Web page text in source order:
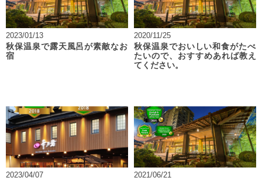
2023/01/13
秋保温泉で露天風呂が素敵なお
宿
2020/11/25
秋保温泉でおいしい和食がたべ
たいので、おすすめあれば教え
てください。
2023/04/07
2021/06/21